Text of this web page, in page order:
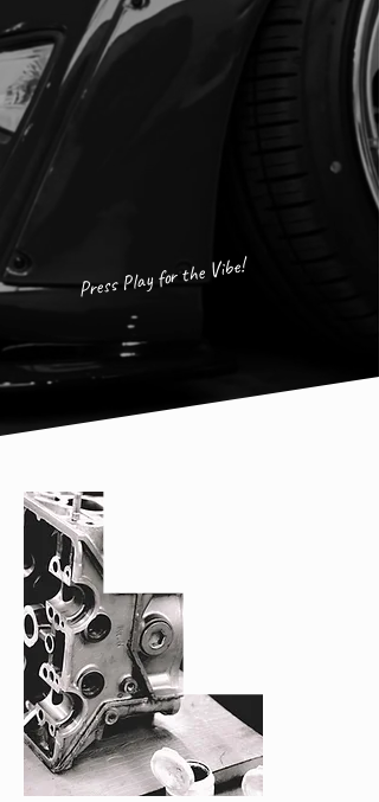
Press Play for the Vibe!